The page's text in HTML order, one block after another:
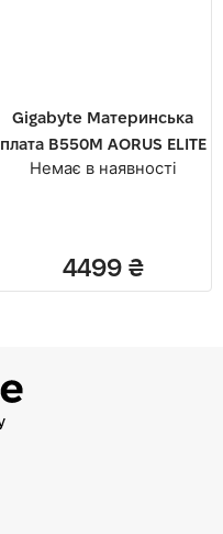
Gigabyte Материнська
плата B550M AORUS ELITE
Немає в наявності
4499 ₴